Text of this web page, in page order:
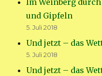
Im Weinberg
und Gipfeln
5. Juli 2018
Und jetzt – das
5. Juli 2018
Und jetzt – das